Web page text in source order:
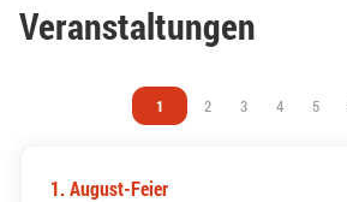
Veranstaltungen
Vous êtes sur la page
1 Vous êtes sur la page
2 Vous êtes sur la
3 Vous êtes
4 Vous
5
1. August-Feier